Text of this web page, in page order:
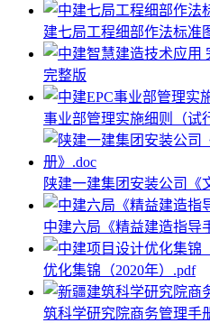
建七局工程细部作法标准
完整版
事业部管理实施细则（试
陕建一建集团安装公司《
中建六局《精益建造指导
优化集锦（2020年）.pdf
筑科学研究院商务管理手